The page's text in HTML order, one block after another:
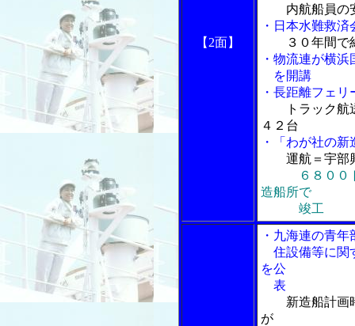
【2面】
内航船員の
・日本水難救
３０年間で
・物流連が横
を開講
・長距離フェ
トラック
４２台
・「わが社の新
運航＝宇部
６８０
造船所で
竣工
・九海連の青
住設備等に関
を公
表
新造船計画
が